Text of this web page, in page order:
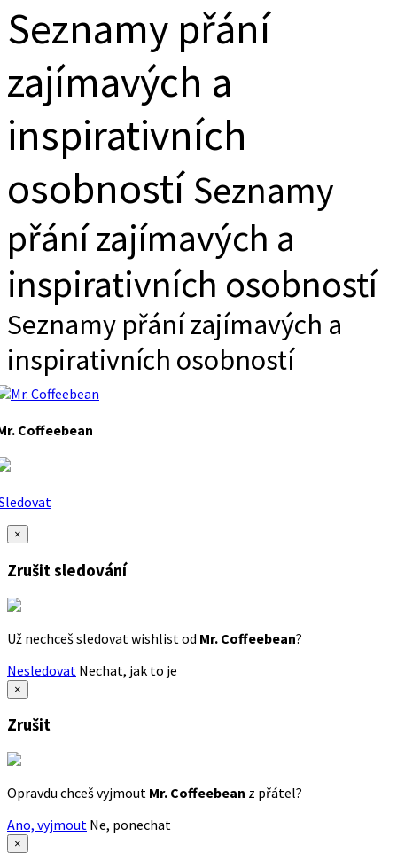
Seznamy přání
zajímavých a
inspirativních
osobnostíSeznamy
přání zajímavých a
inspirativních osobností
Seznamy přání zajímavých a
inspirativních osobností
Coffeebean
×
Zrušit sledování
Už nechceš sledovat wishlist od Mr. Coffeebean?
Nesledovat Nechat, jak to je
×
Zrušit
Opravdu chceš vyjmout Mr. Coffeebean z přátel?
Ano, vyjmout Ne, ponechat
×